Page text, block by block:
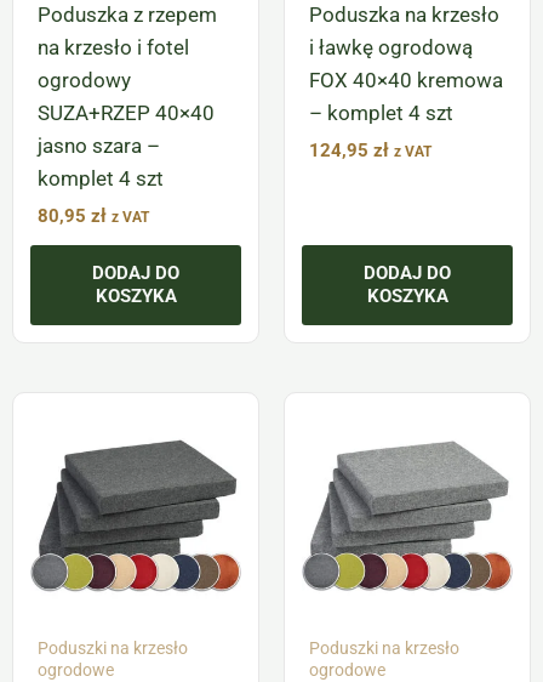
Poduszka z rzepem
na krzesło i fotel
ogrodowy
SUZA+RZEP 40×40
jasno szara –
komplet 4 szt
80,95 zł z VAT
DODAJ DO
KOSZYKA
Poduszka na krzesło
i ławkę ogrodową
FOX 40×40 kremowa
– komplet 4 szt
124,95 zł z VAT
DODAJ DO
KOSZYKA
Poduszki na krzesło
ogrodowe
Poduszki na krzesło
ogrodowe